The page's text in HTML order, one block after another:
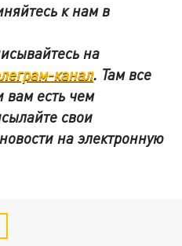
к нам в
на
канал. Там все
вам есть чем
свои
на электронную